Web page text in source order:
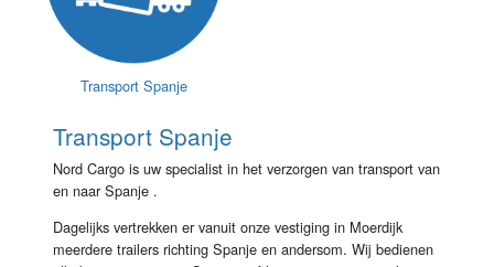
Transport Spanje
Transport Spanje
Nord Cargo is uw specialist in het verzorgen van transport van
en naar Spanje .
Dagelijks vertrekken er vanuit onze vestiging in Moerdijk
meerdere trailers richting Spanje en andersom. Wij bedienen